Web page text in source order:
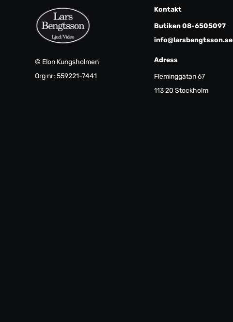
© Elon Kungsholmen
Org nr: 559221-7441
Kontakt
Butiken 08-6505097
info@larsbengtsson.se
Adress
Fleminggatan 67
113 20 Stockholm